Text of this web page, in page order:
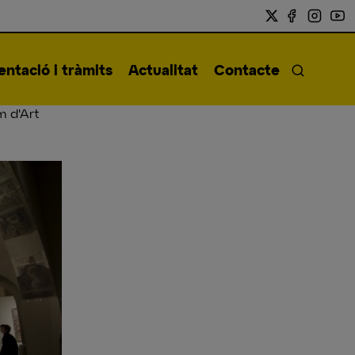
i tràmits Actualitat Contacte
d'Art